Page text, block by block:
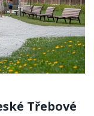
Třebové